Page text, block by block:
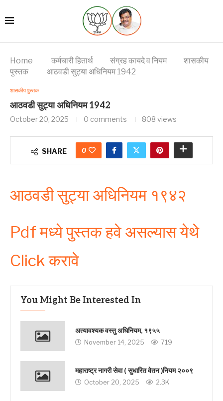
Home कर्मचारी हितार्थ संग्रह कायदे व नियम
शासकीय
पुस्तक
आठवडी सुट्या अधिनियम 1942
शासकीय पुस्तक
आठवडी सुट्या अधिनियम 1942
October 20, 2025 0 comments 808 views
SHARE 0
आठवडी सुट्या अधिनियम १९४२
Pdf मध्ये पुस्तक हवे असल्यास येथे
Click करावे
You Might Be Interested In
अत्यावश्यक वस्तु अधिनियम, १९५५
November 14, 2025 719
महाराष्ट्र नागरी सेवा ( सुधारित वेतन )नियम २००९
October 20, 2025 2.3K